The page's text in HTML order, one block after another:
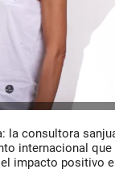
la consultora
internacional que
impacto positivo